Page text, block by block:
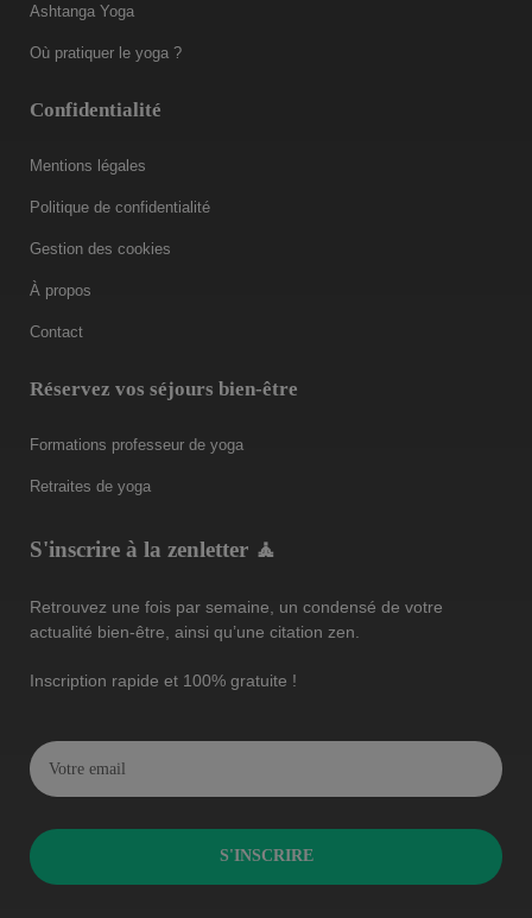
Ashtanga Yoga
Où pratiquer le yoga ?
Confidentialité
Mentions légales
Politique de confidentialité
Gestion des cookies
À propos
Contact
Réservez vos séjours bien-être
Formations professeur de yoga
Retraites de yoga
S'inscrire à la zenletter 🧘
Retrouvez une fois par semaine, un condensé de votre
actualité bien-être, ainsi qu’une citation zen.
Inscription rapide et 100% gratuite !
S'INSCRIRE